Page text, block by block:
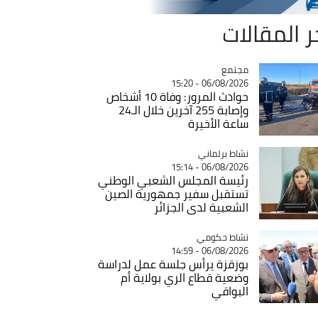
المقالات
Catégorie
مجتمع
06/08/2026 - 15:20
حوادث المرور: وفاة 10 أشخاص
وإصابة 255 آخرين خلال الـ24
ساعة الأخيرة
Catégorie
نشاط برلماني
06/08/2026 - 15:14
رئيسة المجلس الشعبي الوطني
تستقبل سفير جمهورية الصين
الشعبية لدى الجزائر
Catégorie
نشاط حكومي
06/08/2026 - 14:59
بوزقزة يرأس جلسة عمل لدراسة
وضعية قطاع الري بولاية أم
البواقي